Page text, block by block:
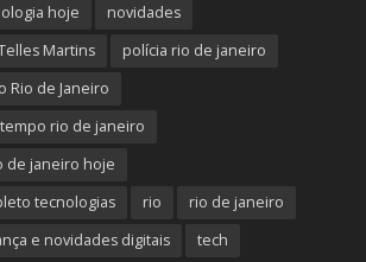
hoje
novidades
Martins
polícia rio de janeiro
Rio de Janeiro
rio de janeiro
de janeiro hoje
tecnologias
rio
rio de janeiro
e novidades digitais
tech